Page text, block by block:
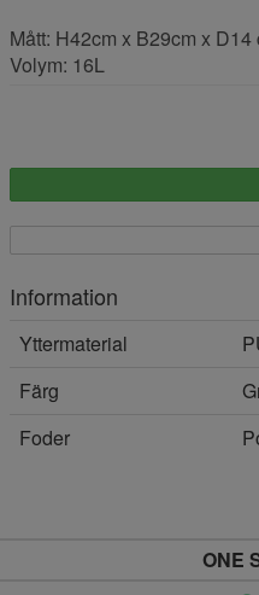
Mått: H42cm x B29cm x D14
Volym: 16L
Information
Yttermaterial
Färg
Foder
ONE